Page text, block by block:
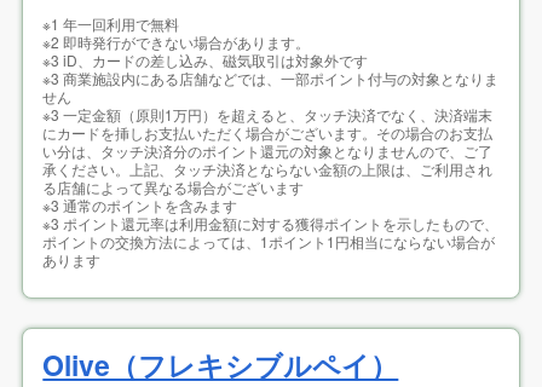
基本還元率
※1 年一回利用で無料
※2 即時発行ができない場合があります。
※3 iD、カードの差し込み、磁気取引は対象外です
※3 商業施設内にある店舗などでは、一部ポイント付与の対象となりま
せん
※3 一定金額（原則1万円）を超えると、タッチ決済でなく、決済端末
にカードを挿しお支払いただく場合がございます。その場合のお支払
い分は、タッチ決済分のポイント還元の対象となりませんので、ご了
承ください。上記、タッチ決済とならない金額の上限は、ご利用され
る店舗によって異なる場合がございます
※3 通常のポイントを含みます
※3 ポイント還元率は利用金額に対する獲得ポイントを示したもので、
ポイントの交換方法によっては、1ポイント1円相当にならない場合が
あります
Olive（フレキシブルペイ）